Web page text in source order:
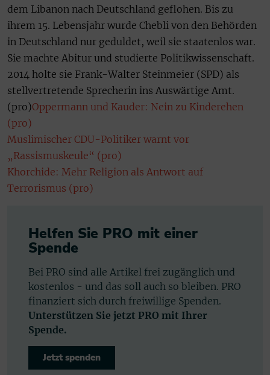
dem Libanon nach Deutschland geflohen. Bis zu
ihrem 15. Lebensjahr wurde Chebli von den Behörden
in Deutschland nur geduldet, weil sie staatenlos war.
Sie machte Abitur und studierte Politikwissenschaft.
2014 holte sie Frank-Walter Steinmeier (SPD) als
stellvertretende Sprecherin ins Auswärtige Amt.
(pro)Oppermann und Kauder: Nein zu Kinderehen
(pro)
Muslimischer CDU-Politiker warnt vor
„Rassismuskeule“ (pro)
Khorchide: Mehr Religion als Antwort auf
Terrorismus (pro)
Helfen Sie PRO mit einer
Spende
Bei PRO sind alle Artikel frei zugänglich und
kostenlos - und das soll auch so bleiben. PRO
finanziert sich durch freiwillige Spenden.
Unterstützen Sie jetzt PRO mit Ihrer
Spende.
Jetzt spenden